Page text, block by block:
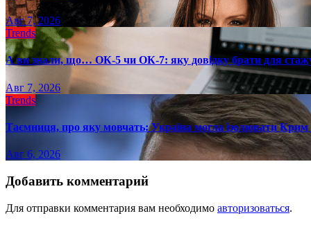
Авг 7, 2026
Trends
А ви знали, що… ОК-5 чи ОК-7: яку довідку брати для
Авг 7, 2026
Trends
Таємниця, про яку мовчать: Україна могла ізолювати
Авг 6, 2026
Добавить комментарий
Для отправки комментария вам необходимо авторизоваться.